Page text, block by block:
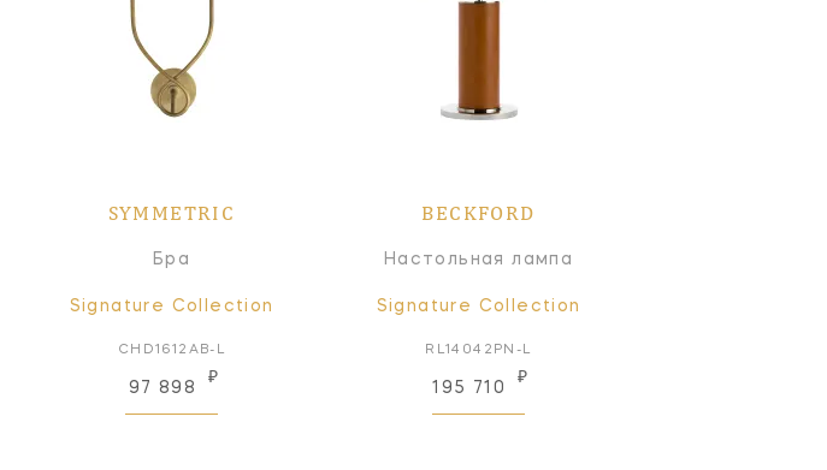
SYMMETRIC
Бра
Signature Collection
CHD1612AB-L
97 898
₽
BECKFORD
Настольная лампа
Signature Collection
RL14042PN-L
195 710
₽